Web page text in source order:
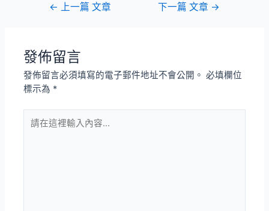
覽
← 上一篇 文章 下一篇 文章 →
發佈留言
發佈留言必須填寫的電子郵件地址不會公開。 必填欄位
標示為 *
在